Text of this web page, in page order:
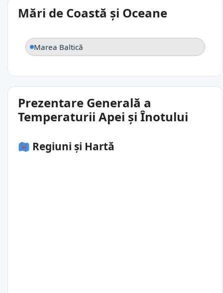
Mări de Coastă și Oceane
Marea Baltică
Prezentare Generală a
Temperaturii Apei și Înotului
Regiuni și Hartă